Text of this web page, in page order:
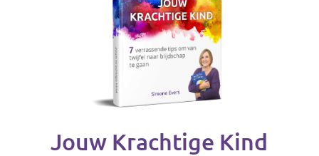
Jouw Krachtige Kind